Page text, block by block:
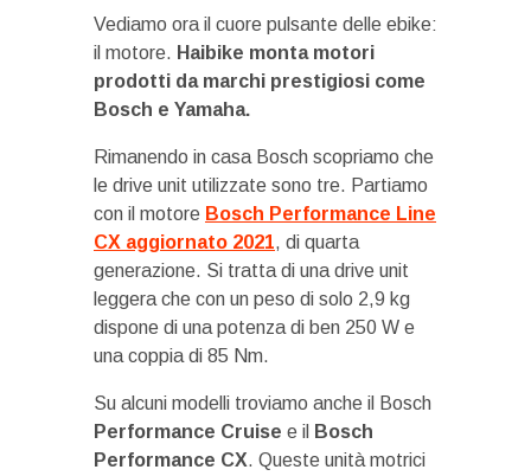
Vediamo ora il cuore pulsante delle ebike:
il motore. Haibike monta motori
prodotti da marchi prestigiosi come
Bosch e Yamaha.
Rimanendo in casa Bosch scopriamo che
le drive unit utilizzate sono tre. Partiamo
con il motore Bosch Performance Line
CX aggiornato 2021, di quarta
generazione. Si tratta di una drive unit
leggera che con un peso di solo 2,9 kg
dispone di una potenza di ben 250 W e
una coppia di 85 Nm.
Su alcuni modelli troviamo anche il Bosch
Performance Cruise e il Bosch
Performance CX. Queste unità motrici